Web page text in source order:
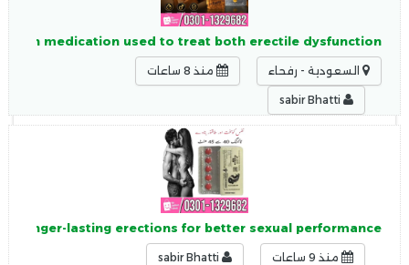
medication used to treat both erectile dysfunction
السعودية - رفحاء منذ 8 ساعات
longer-lasting erections for better sexual performance.
منذ 9 ساعات